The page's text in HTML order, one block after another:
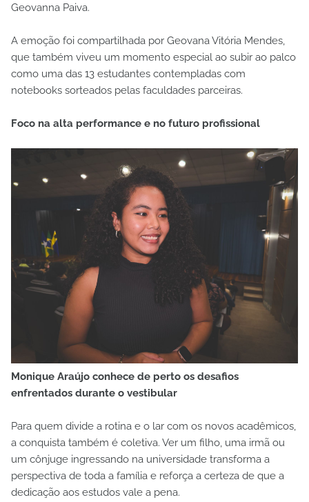
Geovanna Paiva.
A emoção foi compartilhada por Geovana Vitória Mendes,
que também viveu um momento especial ao subir ao palco
como uma das 13 estudantes contempladas com
notebooks sorteados pelas faculdades parceiras.
Foco na alta performance e no futuro profissional
Monique Araújo conhece de perto os desafios
enfrentados durante o vestibular
Para quem divide a rotina e o lar com os novos acadêmicos,
a conquista também é coletiva. Ver um filho, uma irmã ou
um cônjuge ingressando na universidade transforma a
perspectiva de toda a família e reforça a certeza de que a
dedicação aos estudos vale a pena.